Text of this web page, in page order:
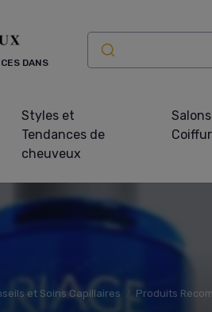
DANS
Styles et
Tendances de
cheuveux
et Soins Capillaires Produits